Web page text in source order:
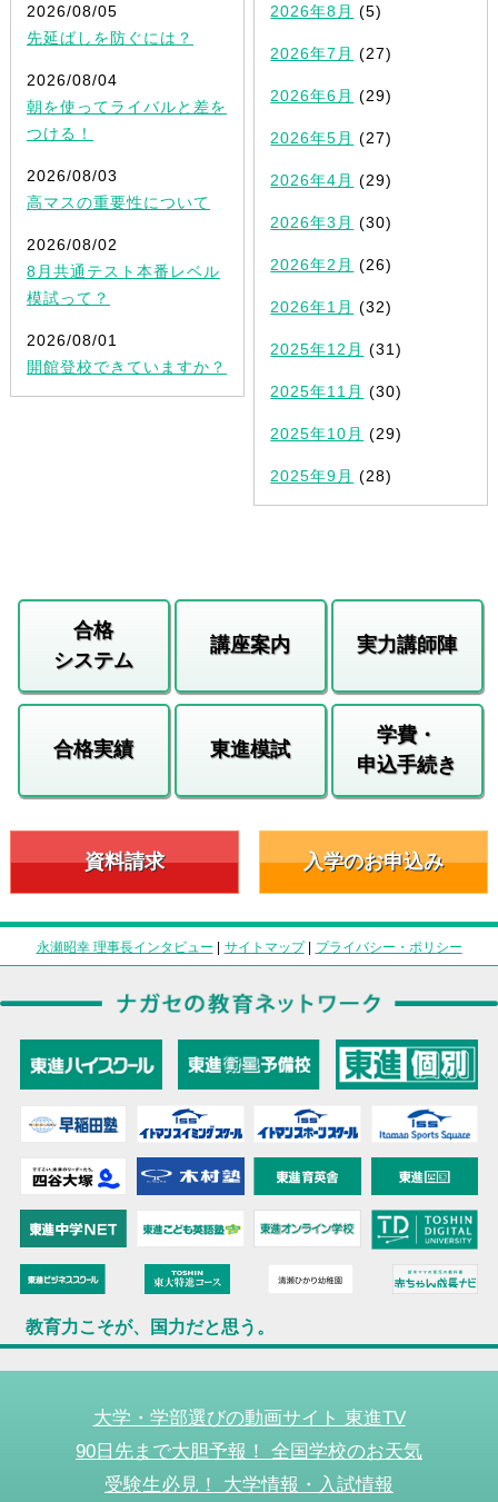
2026/08/05
先延ばしを防ぐには？
2026/08/04
朝を使ってライバルと差を
つける！
2026/08/03
高マスの重要性について
2026/08/02
8月共通テスト本番レベル
模試って？
2026/08/01
開館登校できていますか？
2026年8月 (5)
2026年7月 (27)
2026年6月 (29)
2026年5月 (27)
2026年4月 (29)
2026年3月 (30)
2026年2月 (26)
2026年1月 (32)
2025年12月 (31)
2025年11月 (30)
2025年10月 (29)
2025年9月 (28)
合格
システム
講座案内 実力講師陣
合格実績 東進模試
学費・
申込手続き
資料請求 入学のお申込み
永瀬昭幸 理事長インタビュー | サイトマップ| プライバシー・ポリシー
教育力こそが、国力だと思う。
大学・学部選びの動画サイト 東進TV
90日先まで大胆予報！ 全国学校のお天気
受験生必見！ 大学情報・入試情報